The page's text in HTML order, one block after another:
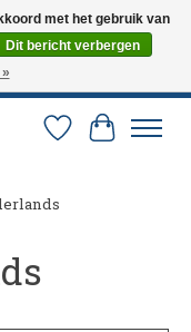
via PostNL en DHL.
te maken. 0251-
Verlanglijst
met het gebruik van
Dit bericht verbergen